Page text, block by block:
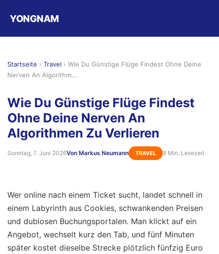
YONGNAM
Startseite › Travel › Wie Du Günstige Flüge Findest Ohne Deine
Nerven An Algorithm...
Wie Du Günstige Flüge Findest
Ohne Deine Nerven An
Algorithmen Zu Verlieren
Sonntag, 7. Juni 2026Von Markus Neumann TRAVEL 8 Min. Lesezeit
Wer online nach einem Ticket sucht, landet schnell in
einem Labyrinth aus Cookies, schwankenden Preisen
und dubiosen Buchungsportalen. Man klickt auf ein
Angebot, wechselt kurz den Tab, und fünf Minuten
später kostet dieselbe Strecke plötzlich fünfzig Euro